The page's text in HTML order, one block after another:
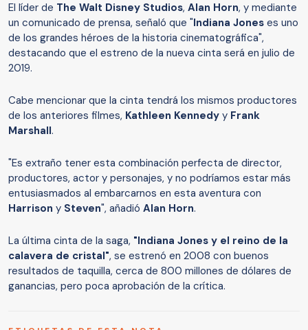
El líder de The Walt Disney Studios, Alan Horn, y mediante
un comunicado de prensa, señaló que "Indiana Jones es uno
de los grandes héroes de la historia cinematográfica",
destacando que el estreno de la nueva cinta será en julio de
2019.
Cabe mencionar que la cinta tendrá los mismos productores
de los anteriores filmes, Kathleen Kennedy y Frank
Marshall.
"Es extraño tener esta combinación perfecta de director,
productores, actor y personajes, y no podríamos estar más
entusiasmados al embarcarnos en esta aventura con
Harrison y Steven", añadió Alan Horn.
La última cinta de la saga, "Indiana Jones y el reino de la
calavera de cristal", se estrenó en 2008 con buenos
resultados de taquilla, cerca de 800 millones de dólares de
ganancias, pero poca aprobación de la crítica.